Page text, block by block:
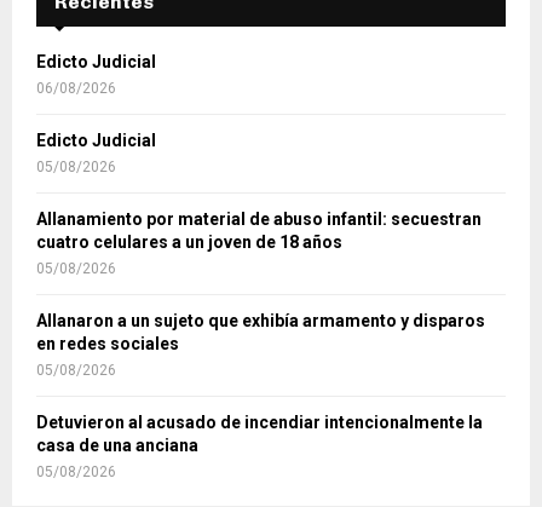
Edicto Judicial
06/08/2026
Edicto Judicial
05/08/2026
Allanamiento por material de abuso infantil: secuestran
cuatro celulares a un joven de 18 años
05/08/2026
Allanaron a un sujeto que exhibía armamento y disparos
en redes sociales
05/08/2026
Detuvieron al acusado de incendiar intencionalmente la
casa de una anciana
05/08/2026